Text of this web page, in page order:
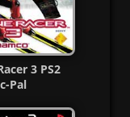
3 PS2
Pal